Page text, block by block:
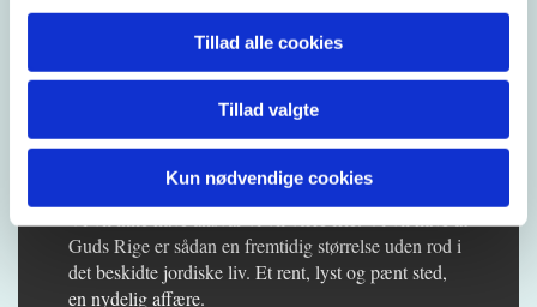
Tillad alle cookies
Tillad valgte
Kun nødvendige cookies
Guds rige er ikke bare noget der kun hører fremtiden
til men er lige her midt i blandt os. Sådan som det i
Nej, for han var godt klar over at det fra da af ville
betyde ansvar for privilegiet, for det han havde fået.
Hvor seriøst mener vi det?
Guds Rige er sådan en fremtidig størrelse uden rod i
det beskidte jordiske liv. Et rent, lyst og pænt sted,
en nydelig affære.